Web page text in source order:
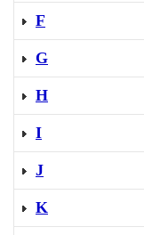
F
G
H
I
J
K